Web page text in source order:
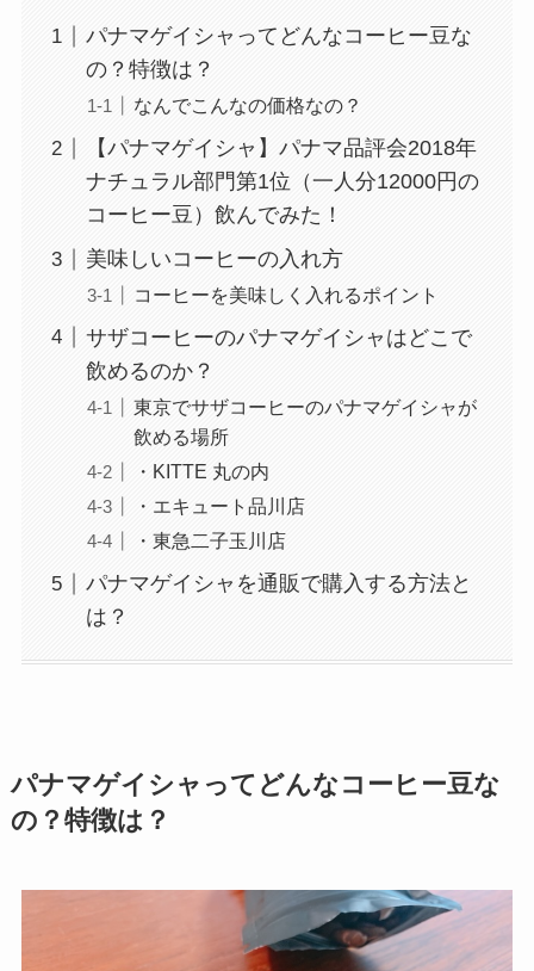
パナマゲイシャってどんなコーヒー豆な
の？特徴は？
なんでこんなの価格なの？
【パナマゲイシャ】パナマ品評会2018年
ナチュラル部門第1位（一人分12000円の
コーヒー豆）飲んでみた！
美味しいコーヒーの入れ方
コーヒーを美味しく入れるポイント
サザコーヒーのパナマゲイシャはどこで
飲めるのか？
東京でサザコーヒーのパナマゲイシャが
飲める場所
・KITTE 丸の内
・エキュート品川店
・東急二子玉川店
パナマゲイシャを通販で購入する方法と
は？
パナマゲイシャってどんなコーヒー豆な
の？特徴は？